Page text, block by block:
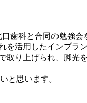
歯科と合同の勉強会
活用したインプラ
り上げられ、脚
と思います。